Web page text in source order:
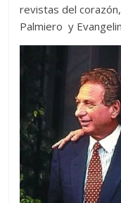
revistas del
Palmiero y